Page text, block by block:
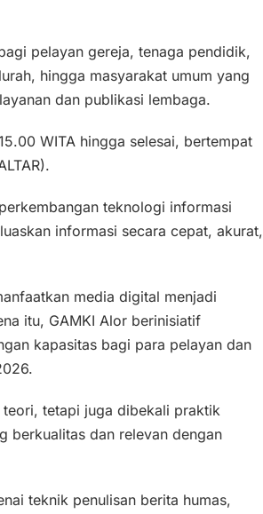
pelayan gereja, tenaga pendidik,
hingga masyarakat umum yang
dan publikasi lembaga.
WITA hingga selesai, bertempat
teknologi informasi
informasi secara cepat, akurat,
media digital menjadi
itu, GAMKI Alor berinisiatif
kapasitas bagi para pelayan dan
teori, tetapi juga dibekali praktik
berkualitas dan relevan dengan
teknik penulisan berita humas,